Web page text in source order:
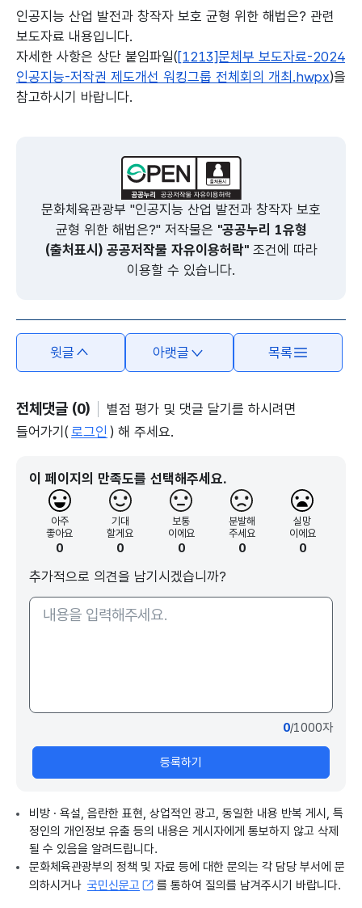
인공지능 산업 발전과 창작자 보호 균형 위한 해법은? 관련
보도자료 내용입니다.
자세한 사항은 상단 붙임파일([1213]문체부 보도자료-2024
인공지능-저작권 제도개선 워킹그룹 전체회의 개최.hwpx)을
참고하시기 바랍니다.
문화체육관광부 "인공지능 산업 발전과 창작자 보호
균형 위한 해법은?" 저작물은 "공공누리 1유형
(출처표시) 공공저작물 자유이용허락"조건에 따라
이용할 수 있습니다.
윗글 아랫글 목록
전체댓글 (0)
별점 평가 및 댓글 달기를 하시려면
들어가기( 로그인 ) 해 주세요.
이 페이지의 만족도를 선택해주세요.
아주
좋아요
0
기대
할게요
0
보통
이에요
0
분발해
주세요
0
실망
이에요
0
추가적으로 의견을 남기시겠습니까?
0/1000자
등록하기
비방 · 욕설, 음란한 표현, 상업적인 광고, 동일한 내용 반복 게시, 특
정인의 개인정보 유출 등의 내용은 게시자에게 통보하지 않고 삭제
될 수 있음을 알려드립니다.
문화체육관광부의 정책 및 자료 등에 대한 문의는 각 담당 부서에 문
의하시거나 국민신문고 를 통하여 질의를 남겨주시기 바랍니다.